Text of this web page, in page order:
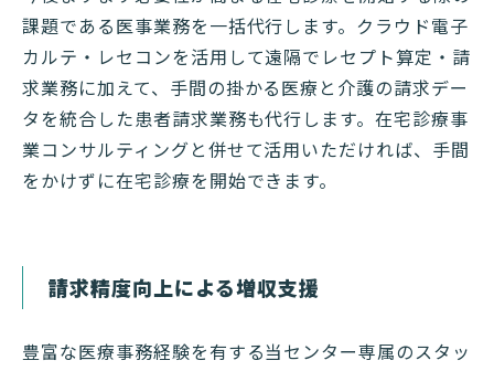
課題である医事業務を一括代行します。クラウド電子
カルテ・レセコンを活用して遠隔でレセプト算定・請
求業務に加えて、手間の掛かる医療と介護の請求デー
タを統合した患者請求業務も代行します。在宅診療事
業コンサルティングと併せて活用いただければ、手間
をかけずに在宅診療を開始できます。
請求精度向上による増収支援
豊富な医療事務経験を有する当センター専属のスタッ